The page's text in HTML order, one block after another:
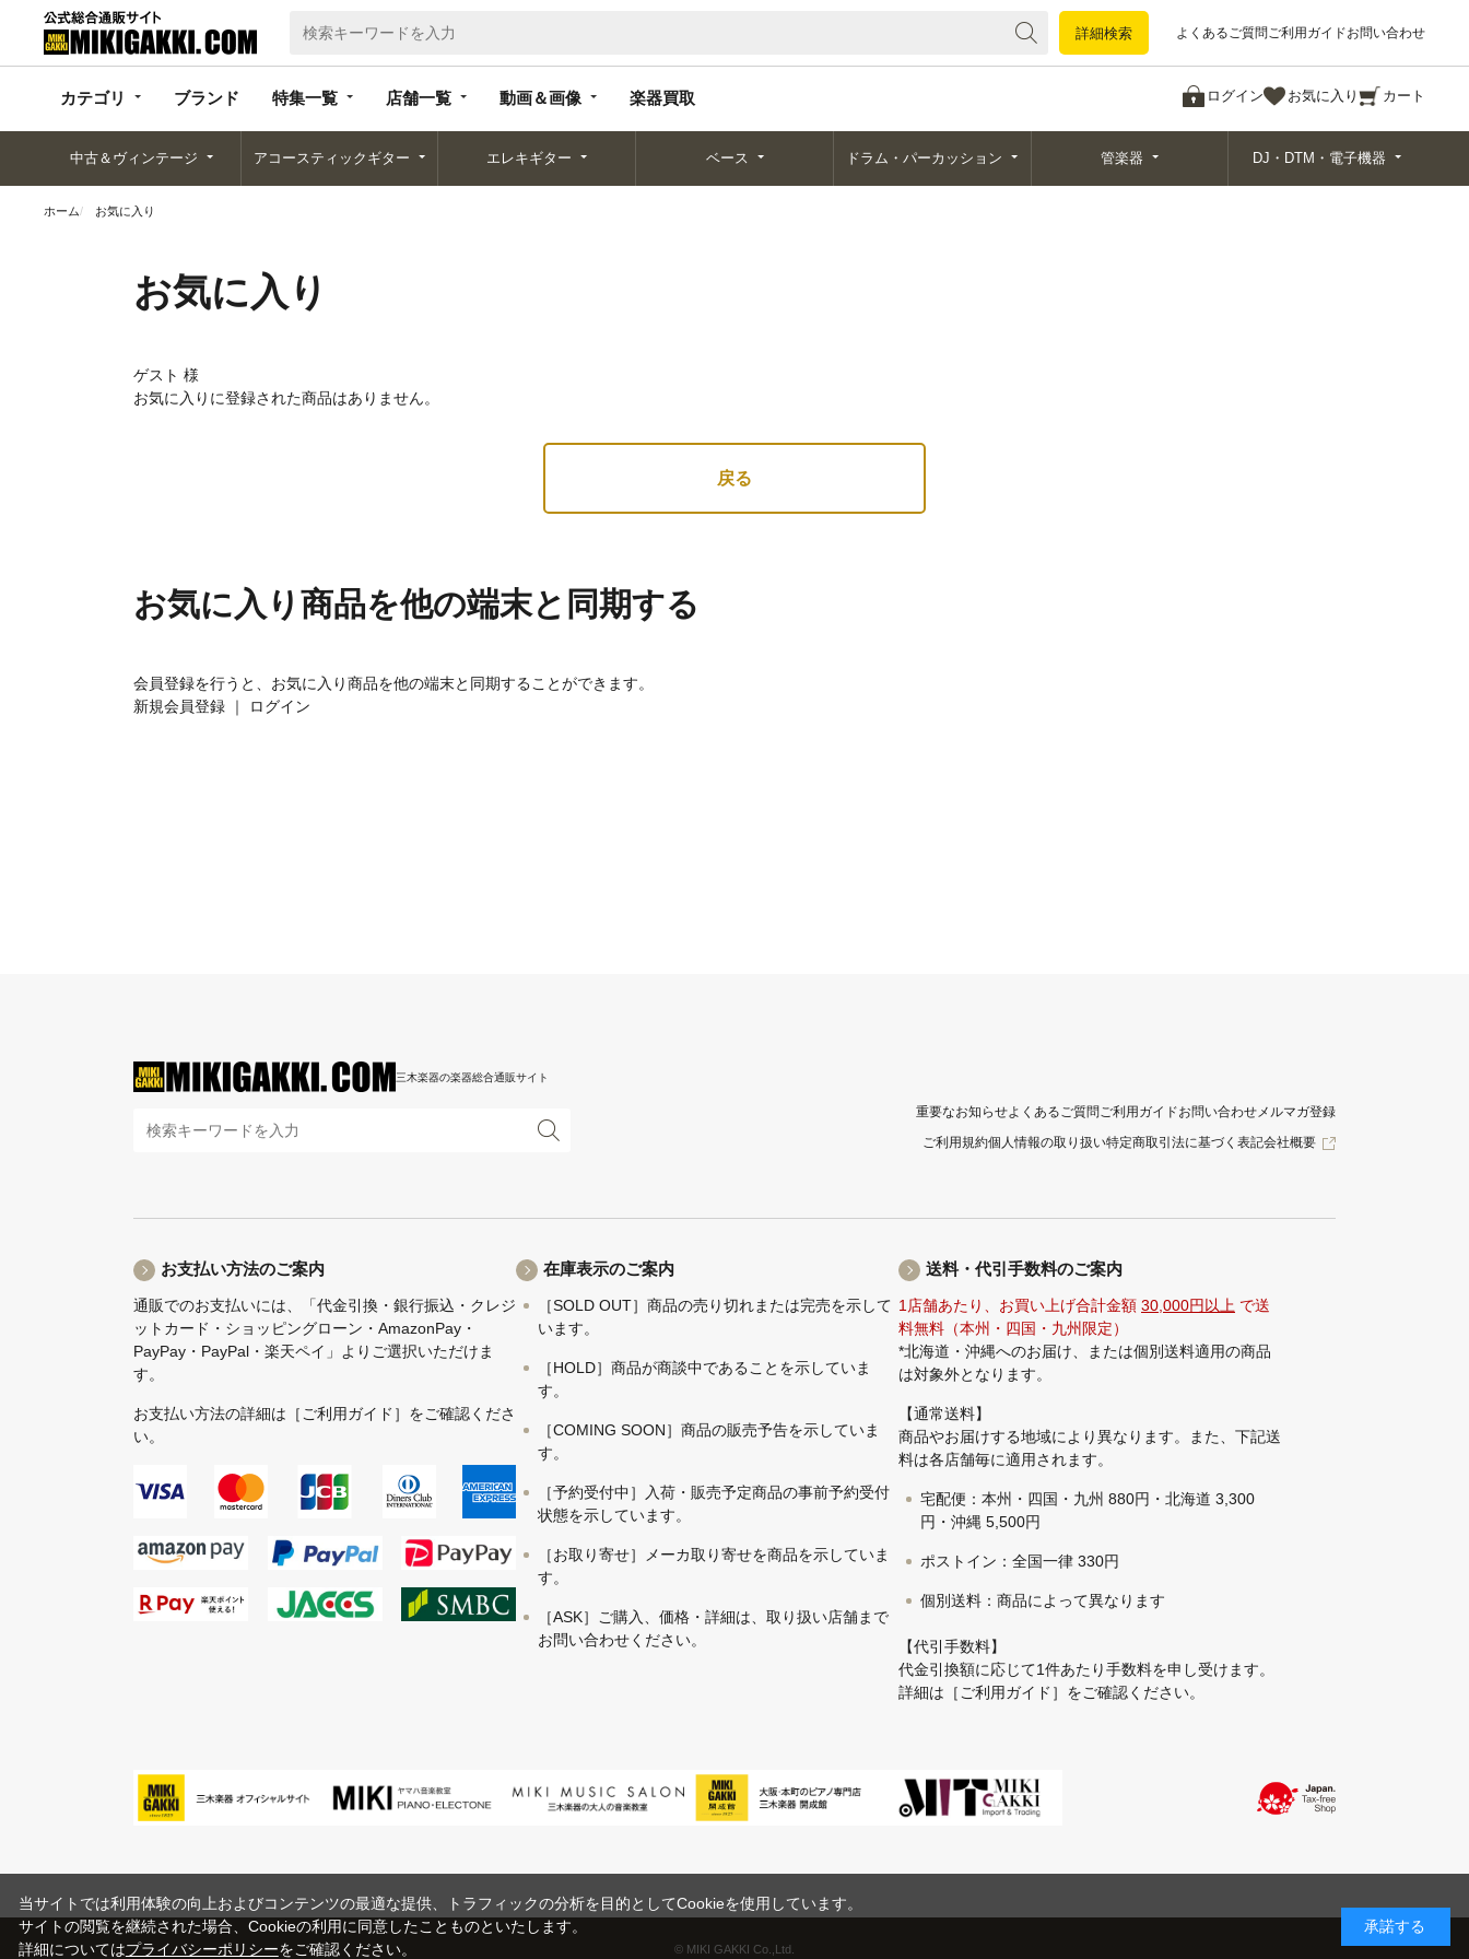
詳細検索 よくあるご質問ご利用ガイドお問い合わせ
カテゴリ ブランド 特集一覧 店舗一覧 動画＆画像 楽器買取 ログイン お気に入り カート
カテゴリ ブランド 特集一覧 店舗一覧 詳細検索
中古＆ヴィンテージ アコースティックギター エレキギター ベース ドラム・パーカッション 管楽器 DJ・DTM・電子機器
ホーム お気に入り
お気に入り
ゲスト 様
お気に入りに登録された商品はありません。
戻る
お気に入り商品を他の端末と同期する
会員登録を行うと、お気に入り商品を他の端末と同期することができます。
新規会員登録 ｜ ログイン
三木楽器の楽器総合通販サイト
重要なお知らせよくあるご質問ご利用ガイドお問い合わせメルマガ登録
ご利用規約個人情報の取り扱い特定商取引法に基づく表記会社概要
お支払い方法のご案内
通販でのお支払いには、「代金引換・銀行振込・クレジ
ットカード・ショッピングローン・AmazonPay・
PayPay・PayPal・楽天ペイ」よりご選択いただけま
す。
お支払い方法の詳細は ［ご利用ガイド］ をご確認くださ
い。
在庫表示のご案内
［SOLD OUT］商品の売り切れまたは完売を示して
います。
［HOLD］商品が商談中であることを示していま
す。
［COMING SOON］商品の販売予告を示していま
す。
［予約受付中］入荷・販売予定商品の事前予約受付
状態を示しています。
［お取り寄せ］メーカ取り寄せを商品を示していま
す。
［ASK］ご購入、価格・詳細は、取り扱い店舗まで
お問い合わせください。
送料・代引手数料のご案内
1店舗あたり、お買い上げ合計金額 30,000円以上 で送
料無料（本州・四国・九州限定）
*北海道・沖縄へのお届け、または個別送料適用の商品
は対象外となります。
【通常送料】
商品やお届けする地域により異なります。また、下記送
料は各店舗毎に適用されます。
宅配便：本州・四国・九州 880円・北海道 3,300
円・沖縄 5,500円
ポストイン：全国一律 330円
個別送料：商品によって異なります
【代引手数料】
代金引換額に応じて1件あたり手数料を申し受けます。
詳細は ［ご利用ガイド］ をご確認ください。
© MIKI GAKKI Co.,Ltd.
当サイトでは利用体験の向上およびコンテンツの最適な提供、トラフィックの分析を目的としてCookieを使用しています。
サイトの閲覧を継続された場合、Cookieの利用に同意したことものといたします。
詳細についてはプライバシーポリシーをご確認ください。
承諾する